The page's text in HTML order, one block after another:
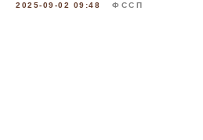
2025-09-02 09:48 ФССП